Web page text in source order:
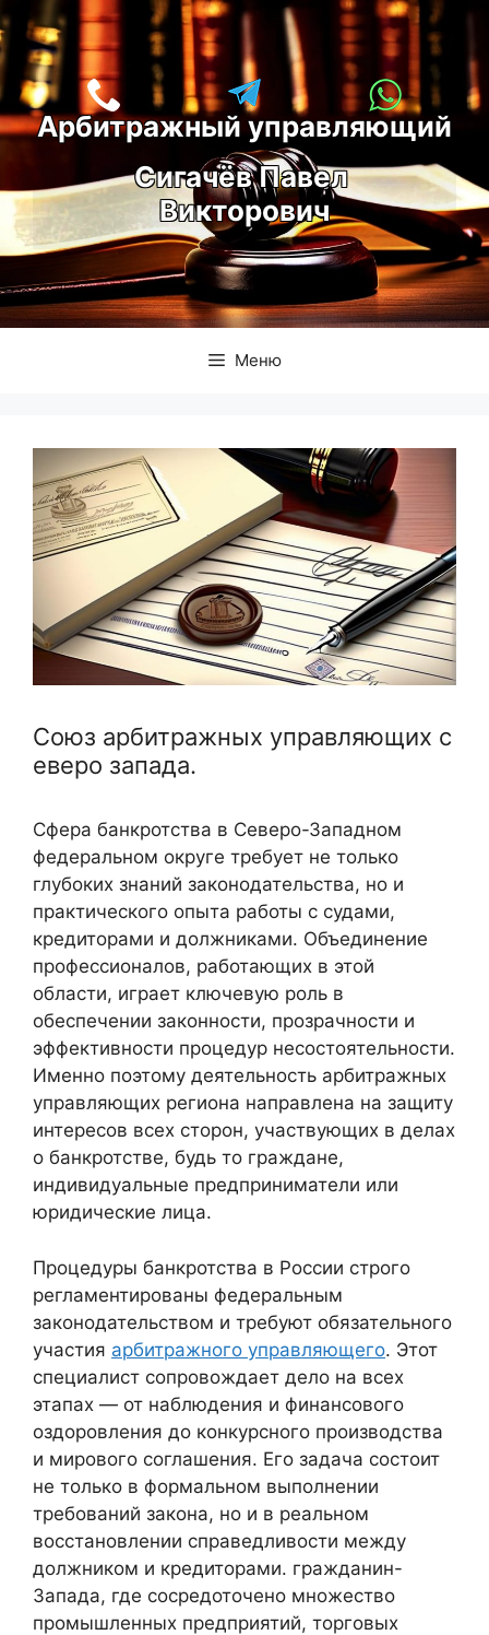
Перейти
к
содержимому
Арбитражный управляющий
Сигачёв Павел
Викторович
Меню
Союз арбитражных управляющих с
еверо запада.
Сфера банкротства в Северо-Западном
федеральном округе требует не только
глубоких знаний законодательства, но и
практического опыта работы с судами,
кредиторами и должниками. Объединение
профессионалов, работающих в этой
области, играет ключевую роль в
обеспечении законности, прозрачности и
эффективности процедур несостоятельности.
Именно поэтому деятельность арбитражных
управляющих региона направлена на защиту
интересов всех сторон, участвующих в делах
о банкротстве, будь то граждане,
индивидуальные предприниматели или
юридические лица.
Процедуры банкротства в России строго
регламентированы федеральным
законодательством и требуют обязательного
участия арбитражного управляющего. Этот
специалист сопровождает дело на всех
этапах — от наблюдения и финансового
оздоровления до конкурсного производства
и мирового соглашения. Его задача состоит
не только в формальном выполнении
требований закона, но и в реальном
восстановлении справедливости между
должником и кредиторами. гражданин-
Запада, где сосредоточено множество
промышленных предприятий, торговых